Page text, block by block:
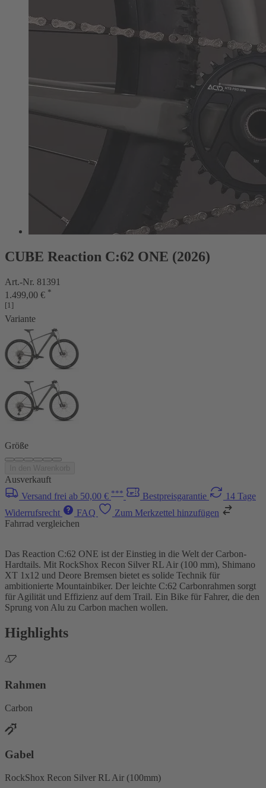
CUBE Reaction C:62 ONE (2026)
Art.-Nr. 81391
1.499,00 € *
[1]
Variante
Größe
Ausverkauft
Versand frei ab 50,00 € *** Bestpreisgarantie
14 Tage
Widerrufsrecht
FAQ
Zum Merkzettel hinzufügen
Fahrrad vergleichen
Das Reaction C:62 ONE ist der Einstieg in die Welt der Carbon-
Hardtails. Mit RockShox Recon Silver RL Air (100 mm), Shimano
XT 1x12 und Deore Bremsen bietet es solide Technik für
ambitionierte Mountainbiker. Der leichte C:62 Carbonrahmen sorgt
für Agilität und Effizienz auf dem Trail. Ein Bike für Fahrer, die den
Sprung von Alu zu Carbon machen wollen.
Highlights
Rahmen
Carbon
Gabel
RockShox Recon Silver RL Air (100mm)